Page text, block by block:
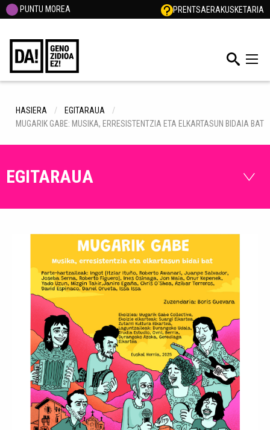
PUNTU MOREA PRENTSAERAKUSKETARIA
HASIERA
EGITARAUA
MUGARIK GABE: MUSIKA, ERRESISTENTZIA ETA ELKARTASUN BIDAIA BAT
EGITARAUA